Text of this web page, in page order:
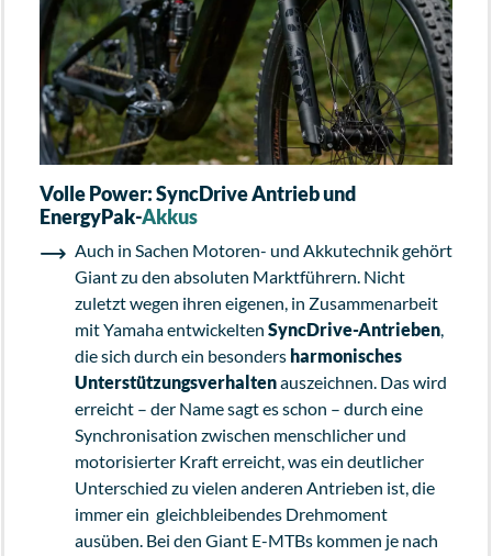
Volle Power: SyncDrive Antrieb und
EnergyPak-Akkus
Auch in Sachen Motoren- und Akkutechnik gehört
Giant zu den absoluten Marktführern. Nicht
zuletzt wegen ihren eigenen, in Zusammenarbeit
mit Yamaha entwickelten SyncDrive-Antrieben,
die sich durch ein besonders harmonisches
Unterstützungsverhaltenauszeichnen. Das wird
erreicht – der Name sagt es schon – durch eine
Synchronisation zwischen menschlicher und
motorisierter Kraft erreicht, was ein deutlicher
Unterschied zu vielen anderen Antrieben ist, die
immer ein gleichbleibendes Drehmoment
ausüben. Bei den Giant E-MTBs kommen je nach